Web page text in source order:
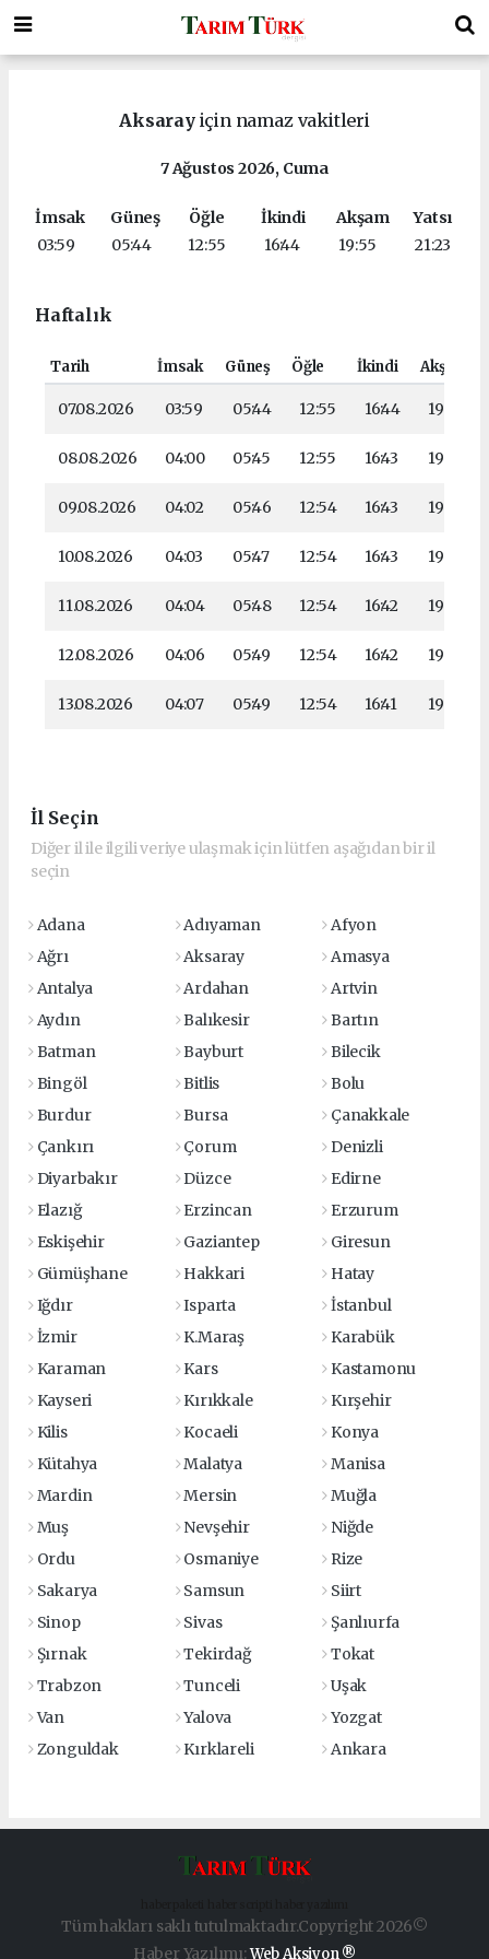
Aksarayiçin namaz vakitleri
7 Ağustos 2026, Cuma
İmsak
03:59
Güneş
05:44
Öğle
12:55
İkindi
16:44
Akşam
19:55
Yatsı
21:23
Haftalık
Tarih İmsak Güneş Öğle İkindi Akşam
07.08.2026 03:59 05:44 12:55 16:44 19:55
08.08.2026 04:00 05:45 12:55 16:43 19:54
09.08.2026 04:02 05:46 12:54 16:43 19:52
10.08.2026 04:03 05:47 12:54 16:43 19:51
11.08.2026 04:04 05:48 12:54 16:42 19:50
12.08.2026 04:06 05:49 12:54 16:42 19:49
13.08.2026 04:07 05:49 12:54 16:41 19:48
İl Seçin
Diğer il ile ilgili veriye ulaşmak için lütfen aşağıdan bir il
seçin
Adana Adıyaman
Afyon
Ağrı
Aksaray
Amasya
Antalya
Ardahan
Artvin
Aydın
Balıkesir
Bartın
Batman
Bayburt
Bilecik
Bingöl
Bitlis
Bolu
Burdur
Bursa
Çanakkale
Çankırı
Çorum
Denizli
Diyarbakır
Düzce
Edirne
Elazığ
Erzincan
Erzurum
Eskişehir
Gaziantep
Giresun
Gümüşhane
Hakkari
Hatay
Iğdır
Isparta
İstanbul
İzmir
K.Maraş
Karabük
Karaman
Kars
Kastamonu
Kayseri
Kırıkkale
Kırşehir
Kilis
Kocaeli
Konya
Kütahya
Malatya
Manisa
Mardin
Mersin
Muğla
Muş
Nevşehir
Niğde
Ordu
Osmaniye
Rize
Sakarya
Samsun
Siirt
Sinop
Sivas
Şanlıurfa
Şırnak
Tekirdağ
Tokat
Trabzon
Tunceli
Uşak
Van
Yalova
Yozgat
Zonguldak
Kırklareli Ankara
Tüm hakları saklı tutulmaktadır.Copyright 2026©
Haber Yazılımı:Web Aksiyon ®